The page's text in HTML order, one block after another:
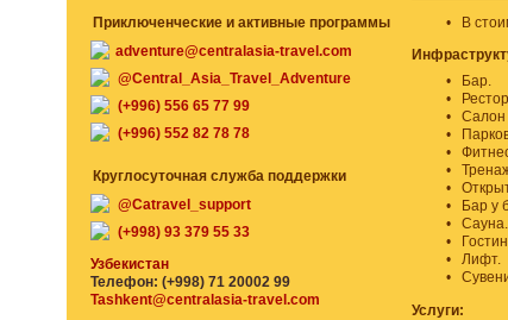
•
В
•
Бар.
•
•
Салон
•
•
•
•
•
Бар у
•
Сауна.
•
•
Лифт.
•
Услуги:
Приключенческие и активные программы
adventure@centralasia-travel.com
@Central_Asia_Travel_Adventure
(+996) 556 65 77 99
(+996) 552 82 78 78
Круглосуточная служба поддержки
@Catravel_support
(+998) 93 379 55 33
Узбекистан
Телефон: (+998) 71 20002 99
Tashkent@centralasia-travel.com